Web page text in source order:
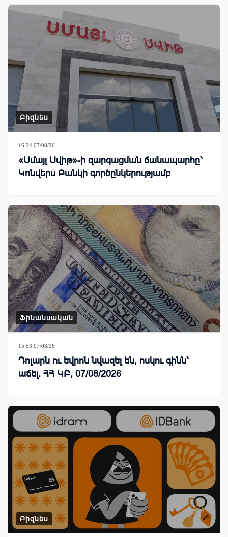
Բիզնես
16:24 07/08/26
«Սմայլ Սվիթ»-ի զարգացման ճանապարհը՝
Կոնվերս Բանկի գործընկերությամբ
Ֆինանսական
15:53 07/08/26
Դոլարն ու եվրոն նվազել են, ոսկու գինն՝
աճել. ՀՀ ԿԲ, 07/08/2026
Բիզնես